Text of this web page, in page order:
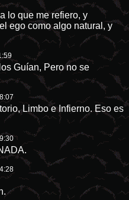
lo que me refiero, y
ego como algo natural, y
Guían, Pero no se
Limbo e Infierno. Eso es